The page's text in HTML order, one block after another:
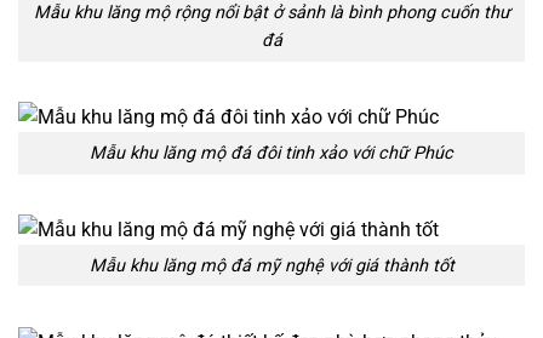
Mẫu khu lăng mộ rộng nổi bật ở sảnh là bình phong cuốn thư
đá
Mẫu khu lăng mộ đá đôi tinh xảo với chữ Phúc
Mẫu khu lăng mộ đá mỹ nghệ với giá thành tốt